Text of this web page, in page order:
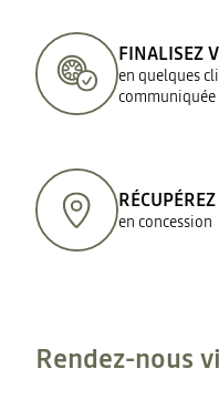
FINALISEZ
en quelques
en concession
Rendez-nous